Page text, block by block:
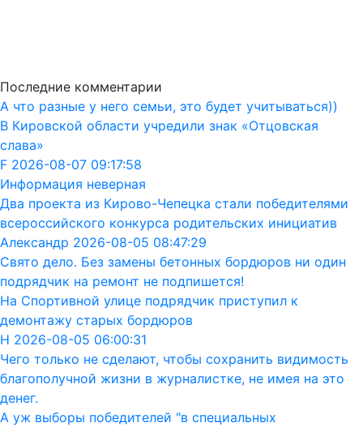
Последние комментарии
А что разные у него семьи, это будет учитываться))
В Кировской области учредили знак «Отцовская
слава»
F 2026-08-07 09:17:58
Информация неверная
Два проекта из Кирово-Чепецка стали победителями
всероссийского конкурса родительских инициатив
Александр 2026-08-05 08:47:29
Свято дело. Без замены бетонных бордюров ни один
подрядчик на ремонт не подпишется!
На Спортивной улице подрядчик приступил к
демонтажу старых бордюров
Н 2026-08-05 06:00:31
Чего только не сделают, чтобы сохранить видимость
благополучной жизни в журналистке, не имея на это
денег.
А уж выборы победителей "в специальных